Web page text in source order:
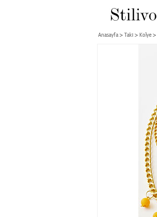
Anasayfa Takı Kolye